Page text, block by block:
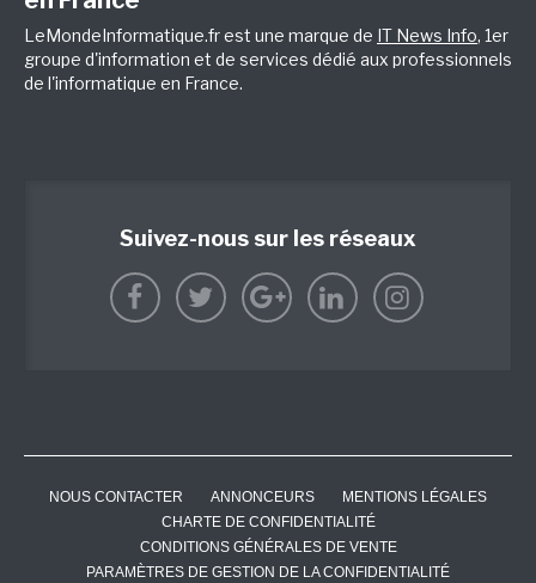
LeMondeInformatique.fr est une marque de IT News Info, 1er
groupe d'information et de services dédié aux professionnels
de l'informatique en France.
Suivez-nous sur les réseaux
NOUS CONTACTER ANNONCEURS
MENTIONS LÉGALES
CHARTE DE CONFIDENTIALITÉ
CONDITIONS GÉNÉRALES DE VENTE
PARAMÈTRES DE GESTION DE LA CONFIDENTIALITÉ